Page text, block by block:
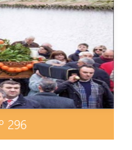
296